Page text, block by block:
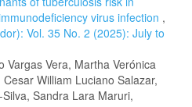
virus infection ,
Vol. 35 No. 2 (2025): July to
Vargas Vera, Martha Verónica
William Luciano Salazar,
Sandra Lara Maruri,